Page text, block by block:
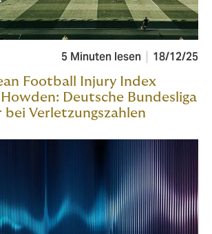
5 Minuten lesen 18/12/25
Football Injury Index
Deutsche Bundesliga
Verletzungszahlen